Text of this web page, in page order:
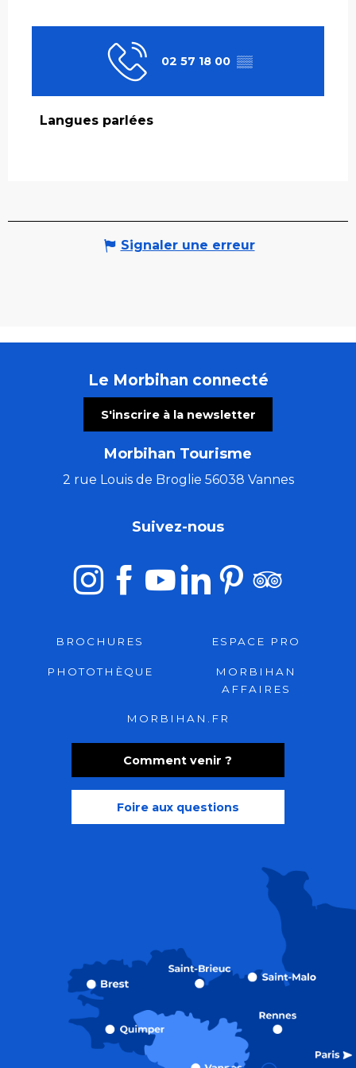
02 57 18 00 ▒▒
Langues parlées
Langues parlées
Signaler une erreur
Le Morbihan connecté
S'inscrire à la newsletter
Morbihan Tourisme
2 rue Louis de Broglie 56038 Vannes
Comment venir ?
Foire aux questions
Suivez-nous
BROCHURES ESPACE PRO
PHOTOTHÈQUE
MORBIHAN
AFFAIRES
MORBIHAN.FR